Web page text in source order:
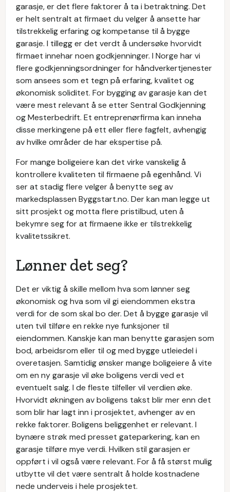
garasje, er det flere faktorer å ta i betraktning. Det
er helt sentralt at firmaet du velger å ansette har
tilstrekkelig erfaring og kompetanse til å bygge
garasje. I tillegg er det verdt å undersøke hvorvidt
firmaet innehar noen godkjenninger. I Norge har vi
flere godkjenningsordninger for håndverkertjenester
som ansees som et tegn på erfaring, kvalitet og
økonomisk soliditet. For bygging av garasje kan det
være mest relevant å se etter Sentral Godkjenning
og Mesterbedrift. Et entreprenørfirma kan inneha
disse merkingene på ett eller flere fagfelt, avhengig
av hvilke områder de har ekspertise på.
For mange boligeiere kan det virke vanskelig å
kontrollere kvaliteten til firmaene på egenhånd. Vi
ser at stadig flere velger å benytte seg av
markedsplassen Byggstart.no. Der kan man legge ut
sitt prosjekt og motta flere pristilbud, uten å
bekymre seg for at firmaene ikke er tilstrekkelig
kvalitetssikret.
Lønner det seg?
Det er viktig å skille mellom hva som lønner seg
økonomisk og hva som vil gi eiendommen ekstra
verdi for de som skal bo der. Det å bygge garasje vil
uten tvil tilføre en rekke nye funksjoner til
eiendommen. Kanskje kan man benytte garasjen som
bod, arbeidsrom eller til og med bygge utleiedel i
overetasjen. Samtidig ønsker mange boligeiere å vite
om en ny garasje vil øke boligens verdi ved et
eventuelt salg. I de fleste tilfeller vil verdien øke.
Hvorvidt økningen av boligens takst blir mer enn det
som blir har lagt inn i prosjektet, avhenger av en
rekke faktorer. Boligens beliggenhet er relevant. I
bynære strøk med presset gateparkering, kan en
garasje tilføre mye verdi. Hvilken stil garasjen er
oppført i vil også være relevant. For å få størst mulig
utbytte vil det være sentralt å holde kostnadene
nede underveis i hele prosjektet.